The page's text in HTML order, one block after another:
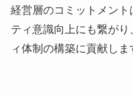
経営層のコミットメント
ティ意識向上にも繋が
ィ体制の構築に貢献しま